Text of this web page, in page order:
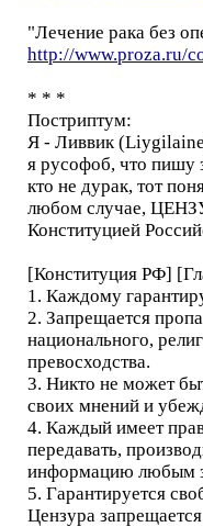
"Лечение рака без
http://www.proza.ru/
* * *
Постриптум:
Я - Ливвик
я русофоб, что пишу
кто не дурак, тот
любом случае,
Конституцией
[Конституция РФ]
1. Каждому
2. Запрещается
национального,
превосходства.
3. Никто не может
своих мнений и
4. Каждый имеет
передавать,
информацию любым
5. Гарантируется
Цензура